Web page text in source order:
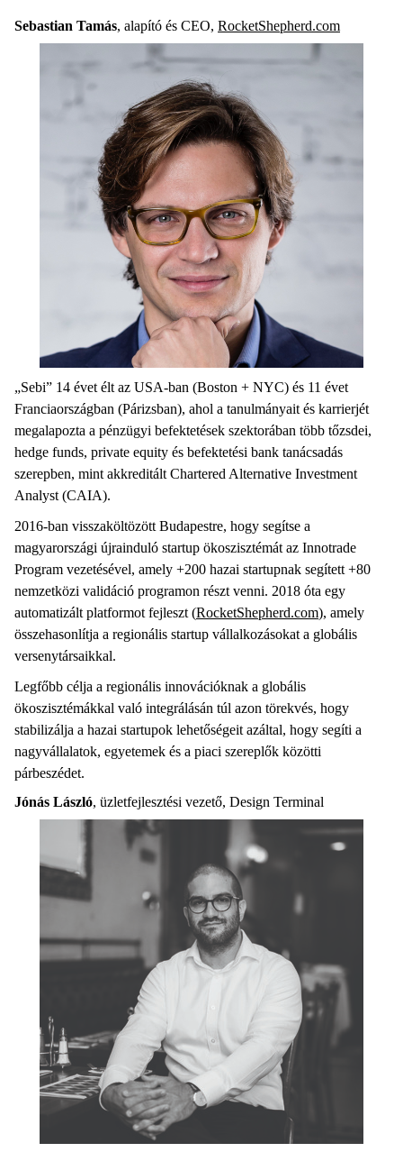
Sebastian Tamás, alapító és CEO, RocketShepherd.com
„Sebi” 14 évet élt az USA-ban (Boston + NYC) és 11 évet
Franciaországban (Párizsban), ahol a tanulmányait és karrierjét
megalapozta a pénzügyi befektetések szektorában több tőzsdei,
hedge funds, private equity és befektetési bank tanácsadás
szerepben, mint akkreditált Chartered Alternative Investment
Analyst (CAIA).
2016-ban visszaköltözött Budapestre, hogy segítse a
magyarországi újrainduló startup ökoszisztémát az Innotrade
Program vezetésével, amely +200 hazai startupnak segített +80
nemzetközi validáció programon részt venni. 2018 óta egy
automatizált platformot fejleszt (RocketShepherd.com), amely
összehasonlítja a regionális startup vállalkozásokat a globális
versenytársaikkal.
Legfőbb célja a regionális innovációknak a globális
ökoszisztémákkal való integrálásán túl azon törekvés, hogy
stabilizálja a hazai startupok lehetőségeit azáltal, hogy segíti a
nagyvállalatok, egyetemek és a piaci szereplők közötti
párbeszédet.
Jónás László, üzletfejlesztési vezető, Design Terminal